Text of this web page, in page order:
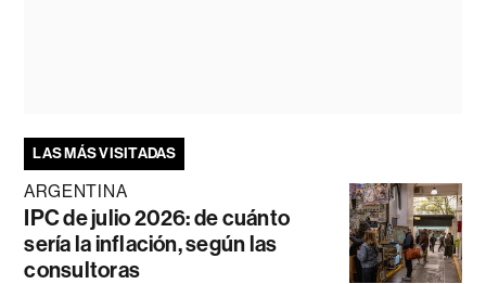
LAS MÁS VISITADAS
ARGENTINA
IPC de julio 2026: de cuánto
sería la inflación, según las
consultoras